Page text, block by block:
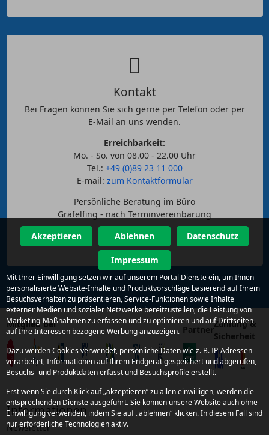
Kontakt
Bei Fragen können Sie sich gerne per Telefon oder per
E-Mail an uns wenden.
Erreichbarkeit:
Mo. - So. von 08.00 - 22.00 Uhr
Tel.: +49 (0)89 23 11 000
E-mail: zum Kontaktformular
Persönliche Beratung im Büro
Gräfelfing - nach Terminvereinbarung
Mitglied bei Partner
Zahlung &
Sicherheit
Informationen
Newsletter
Akzeptieren Ablehnen Datenschutz
Impressum
Mit Ihrer Einwilligung setzen wir auf unserem Portal Dienste ein, um Ihnen
personalisierte Website-Inhalte und Produktvorschläge basierend auf Ihrem
Besuchsverhalten zu präsentieren, Service-Funktionen sowie Inhalte
externer Medien und sozialer Netzwerke bereitzustellen, die Leistung von
Marketing-Maßnahmen zu erfassen und zu optimieren und auf Drittseiten
auf Ihre Interessen bezogene Werbung anzuzeigen.
Dazu werden Cookies verwendet, persönliche Daten wie z. B. IP-Adressen
verarbeitet, Informationen auf Ihrem Endgerät gespeichert und abgerufen,
Besuchs- und Produktdaten erfasst und Besuchsprofile erstellt.
Erst wenn Sie durch Klick auf „akzeptieren“ zu allen einwilligen, werden die
entsprechenden Dienste ausgeführt. Sie können unsere Website auch ohne
Einwilligung verwenden, indem Sie auf „ablehnen“ klicken. In diesem Fall sind
nur erforderliche Technologien aktiv.